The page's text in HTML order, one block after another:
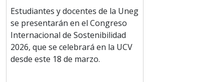
Estudiantes y docentes de la Uneg
se presentarán en el Congreso
Internacional de Sostenibilidad
2026, que se celebrará en la UCV
desde este 18 de marzo.